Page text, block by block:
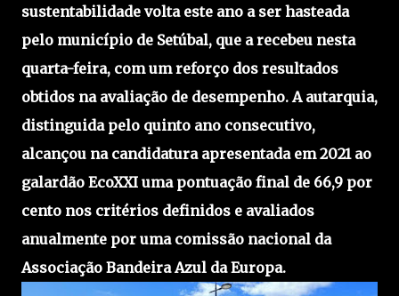
sustentabilidade volta este ano a ser hasteada
pelo município de Setúbal, que a recebeu nesta
quarta-feira, com um reforço dos resultados
obtidos na avaliação de desempenho. A autarquia,
distinguida pelo quinto ano consecutivo,
alcançou na candidatura apresentada em 2021 ao
galardão EcoXXI uma pontuação final de 66,9 por
cento nos critérios definidos e avaliados
anualmente por uma comissão nacional da
Associação Bandeira Azul da Europa.